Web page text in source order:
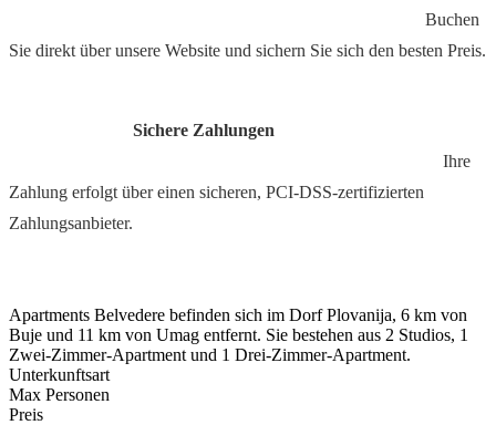
Buchen
Sie direkt über unsere Website und sichern Sie sich den besten Preis.
Sichere Zahlungen
Ihre
Zahlung erfolgt über einen sicheren, PCI-DSS-zertifizierten
Zahlungsanbieter.
Apartments Belvedere befinden sich im Dorf Plovanija, 6 km von
Buje und 11 km von Umag entfernt. Sie bestehen aus 2 Studios, 1
Zwei-Zimmer-Apartment und 1 Drei-Zimmer-Apartment.
Unterkunftsart
Max Personen
Preis